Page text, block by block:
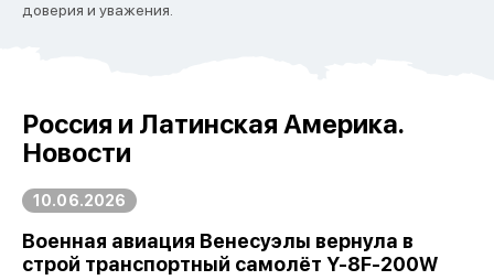
доверия и уважения.
Россия и Латинская Америка.
Новости
10.06.2026
Военная авиация Венесуэлы вернула в
строй транспортный самолёт Y-8F-200W